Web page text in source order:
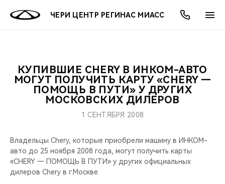
ЧЕРИ ЦЕНТР РЕГИНАС МИАСС
МОДЕЛИ
ВСЕ МОДЕЛИ
СЕДАНЫ
ПОКУПАТЕЛЯМ
ВЫБОР И ПОКУПКА
ВЛАДЕЛЬЦАМ
ПОДДЕРЖКА
CHERY CONNECT
МИР CHERY
АКСЕССУАРЫ
CHERY В СОЦСЕТЯХ
ЛЮДИ CHERY
АКЦИИ
ВЫГОДЫ И АКЦИИ
ОНЛАЙН СЕРВИСЫ
ВЫБОР И ПОКУПКА
О КОМПАНИИ
КУПИВШИЕ CHERY В ИНКОМ-АВТО
МОГУТ ПОЛУЧИТЬ КАРТУ «CHERY —
ПОМОЩЬ В ПУТИ» У ДРУГИХ
МОСКОВСКИХ ДИЛЕРОВ
1 СЕНТЯБРЯ 2008
Владельцы Chery, которые приобрели машину в ИНКОМ-
авто до 25 ноября 2008 года, могут получить карты
«CHERY — ПОМОЩЬ В ПУТИ» у других официальных
дилеров Chery в г.Москве.